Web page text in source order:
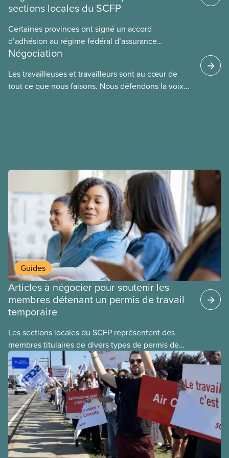
sections locales du SCFP
Certaines provinces ont signé un accord
d’adhésion au régime fédéral d’assurance
médicaments. Les sections locales du SCFP dans
régime pourrait avoir sur leurs avantages
sociaux actuels.
Négociation
Les travailleuses et travailleurs sont au cœur de
tout ce que nous faisons. Nous défendons la voix
Guides
Articles à négocier pour soutenir les
membres détenant un permis de travail
temporaire
Les sections locales du SCFP représentent des
membres titulaires de divers types de permis de
travail temporaires, incluant les permis pour
travailleuses et travailleurs étrangers temporaires,
les permis d’études et les permis de
travail postdiplôme.